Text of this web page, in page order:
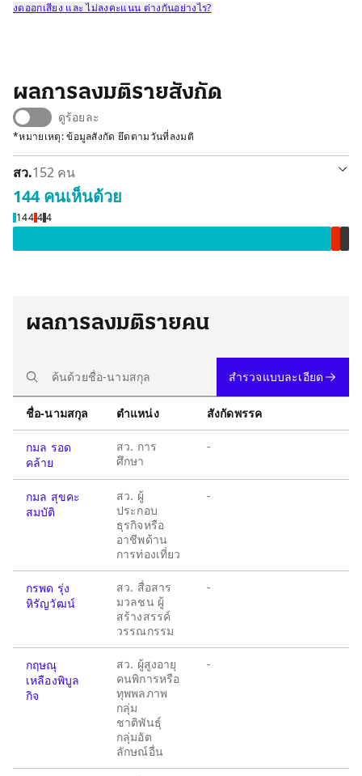
งดออกเสียง และ ไม่ลงคะแนน ต่างกันอย่างไร?
ผลการลงมติรายสังกัด
ดูร้อยละ
*หมายเหตุ: ข้อมูลสังกัด ยึดตามวันที่ลงมติ
สว.152 คน
144 คนเห็นด้วย
144 4 4
ผลการลงมติรายคน
สำรวจแบบละเอียด
ชื่อ-นามสกุล ตำแหน่ง สังกัดพรรค
กมล รอด
คล้าย
สว. การ
ศึกษา
-
กมล สุขคะ
สมบัติ
สว. ผู้
ประกอบ
ธุรกิจหรือ
อาชีพด้าน
การท่องเที่ยว
-
กรพด รุ่ง
หิรัญวัฒน์
สว. สื่อสาร
มวลชน ผู้
สร้างสรรค์
วรรณกรรม
-
กฤษณุ
เหลืองพิบูล
กิจ
สว. ผู้สูงอายุ
คนพิการหรือ
ทุพพลภาพ
กลุ่ม
ชาติพันธุ์
กลุ่มอัต
ลักษณ์อื่น
-